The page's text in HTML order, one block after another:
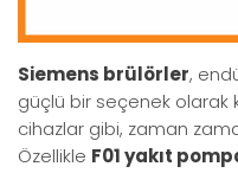
Siemens brülörler,
güçlü bir seçenek olarak
cihazlar gibi, zaman
Özellikle F01 yakıt